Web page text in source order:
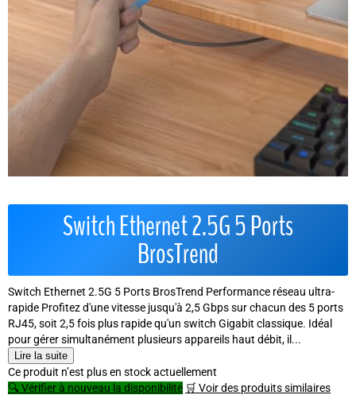
Switch Ethernet 2.5G 5 Ports
BrosTrend
Switch Ethernet 2.5G 5 Ports BrosTrend Performance réseau ultra-
rapide Profitez d'une vitesse jusqu'à 2,5 Gbps sur chacun des 5 ports
RJ45, soit 2,5 fois plus rapide qu'un switch Gigabit classique. Idéal
pour gérer simultanément plusieurs appareils haut débit, il...
Lire la suite
Ce produit n’est plus en stock actuellement
🔍 Vérifier à nouveau la disponibilité 🛒 Voir des produits similaires